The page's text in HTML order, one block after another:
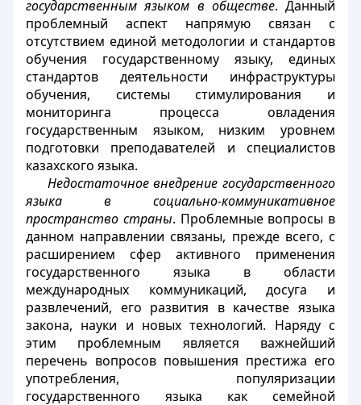
государственным языком в обществе. Данный
проблемный аспект напрямую связан с
отсутствием единой методологии и стандартов
обучения государственному языку, единых
стандартов деятельности инфраструктуры
обучения, системы стимулирования и
мониторинга процесса овладения
государственным языком, низким уровнем
подготовки преподавателей и специалистов
казахского языка.
Недостаточное внедрение государственного
языка в социально-коммуникативное
пространство страны. Проблемные вопросы в
данном направлении связаны, прежде всего, с
расширением сфер активного применения
государственного языка в области
международных коммуникаций, досуга и
развлечений, его развития в качестве языка
закона, науки и новых технологий. Наряду с
этим проблемным является важнейший
перечень вопросов повышения престижа его
употребления, популяризации
государственного языка как семейной